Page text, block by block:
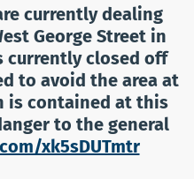
currently dealing
George Street in
currently closed off
to avoid the area at
is contained at this
to the general
xk5sDUTmtr